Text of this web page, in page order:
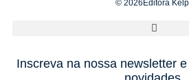
© 2026Editora
Inscreva na nossa newsletter